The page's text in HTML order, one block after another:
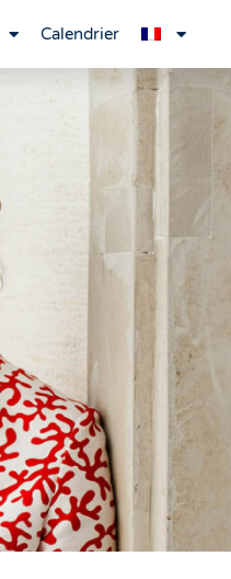
Calendrier